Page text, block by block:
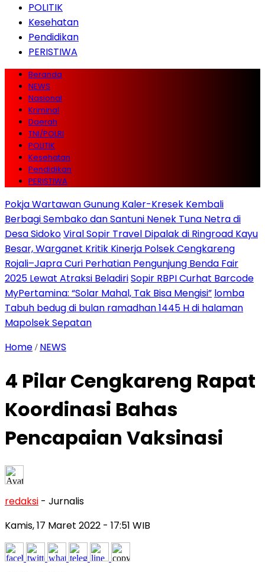
POLITIK
Kesehatan
Pendidikan
PERISTIWA
Beranda
NEWS
Nasional
Kriminal
Daerah
TNI/POLRI
POLITIK
Kesehatan
Pendidikan
PERISTIWA
Pokja Wartawan Gunung Kaler-Kresek Kembali
Berbagi Sembako dan Santuni Nenek Tuna Netra di
Desa SidokoViral Sopir Travel Dipalak di Ringroad Kayu
Besar, Warganet Kritik Kinerja Polsek Cengkareng
Rojali–Japra Curi Perhatian Pengunjung Benda Fair
2025 Lewat Atraksi BeladiriSopir RBPI Curhat Barcode
MyPertamina: “Solar Mahal, Tak Bisa Mengisi” lomba
Tabuh bedug di bulan ramadhan 1445 H di halaman
Mapolsek Sepatan
Home / NEWS
4 Pilar Cengkareng Rapat
Koordinasi Bahas
Pencapaian Vaksinasi
redaksi - Jurnalis
Kamis, 17 Maret 2022 - 17:51 WIB